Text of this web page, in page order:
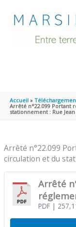
Accueil
Arrêté n°22.099 Portant
stationnement : Rue
Arrêté n°22.099
circulation et du
Arrêté
Jean
PDF|